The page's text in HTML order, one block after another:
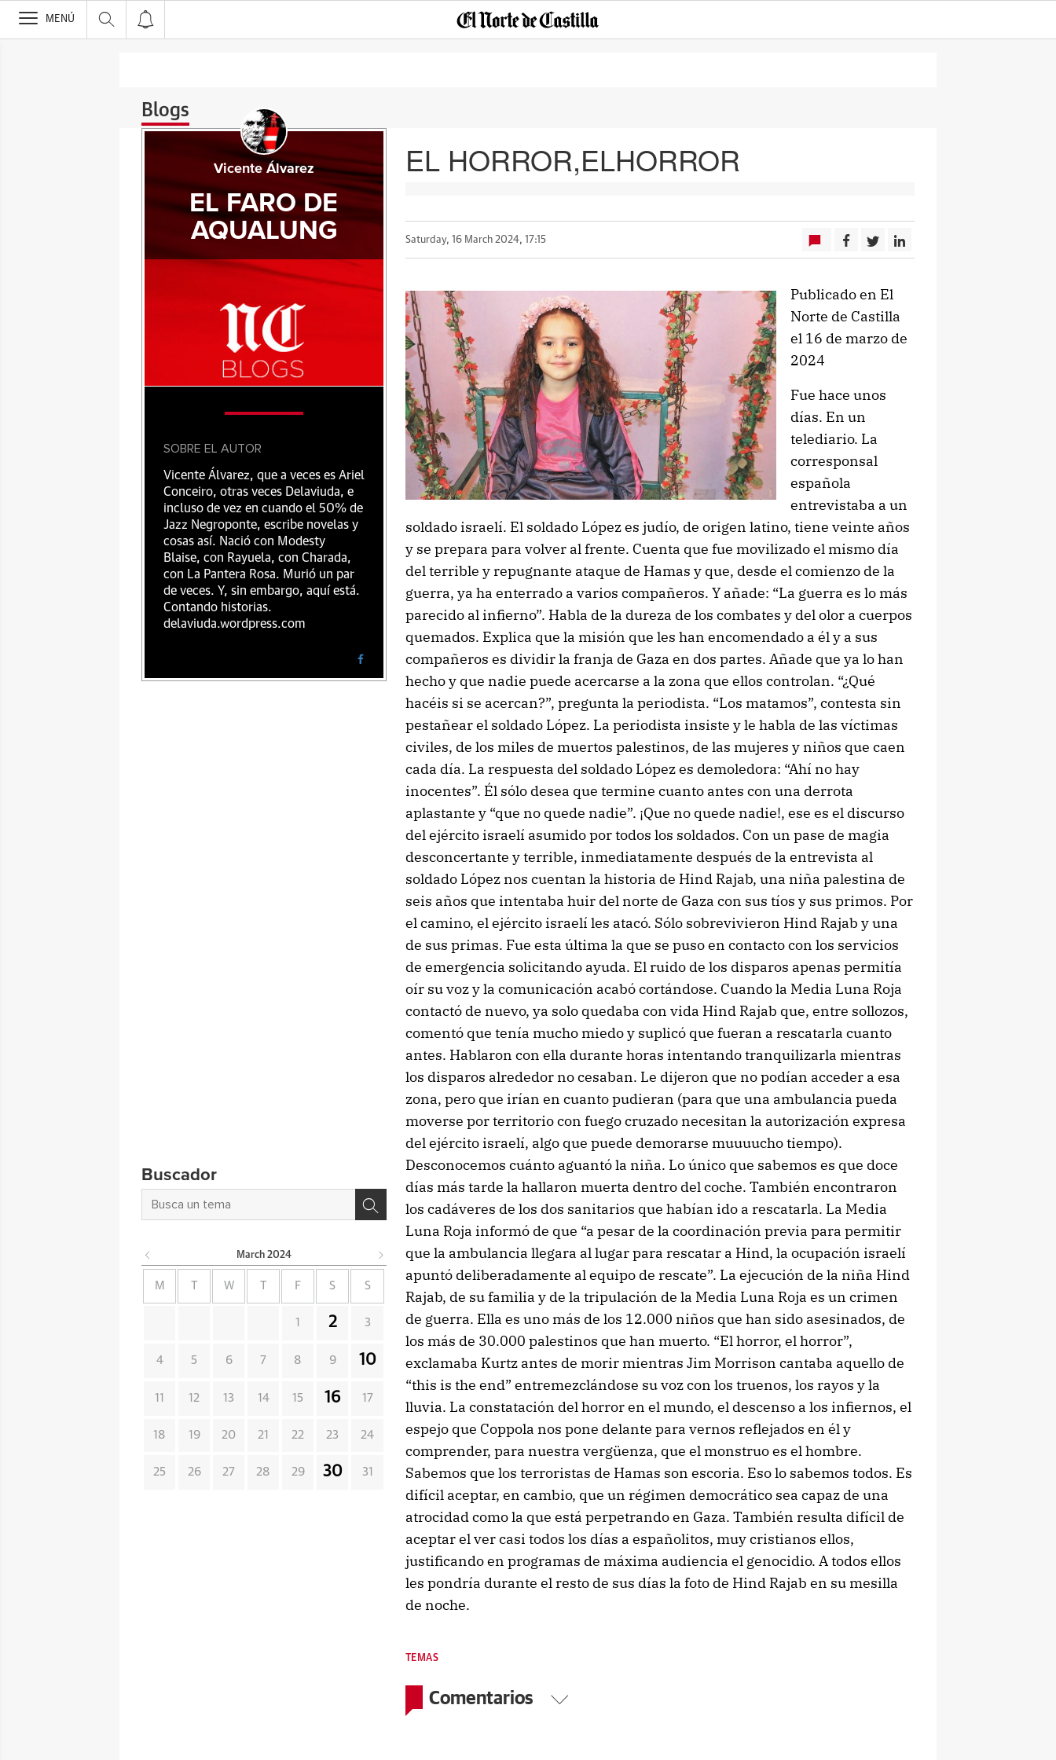
>
MENÚ
Blogs
EL HORROR,ELHORROR
Saturday, 16 March 2024, 17:15
Publicado en El
Norte de Castilla
el 16 de marzo de
2024
Fue hace unos
días. En un
telediario. La
corresponsal
española
entrevistaba a un
soldado israelí. El soldado López es judío, de origen latino, tiene veinte años
y se prepara para volver al frente. Cuenta que fue movilizado el mismo día
del terrible y repugnante ataque de Hamas y que, desde el comienzo de la
guerra, ya ha enterrado a varios compañeros. Y añade: “La guerra es lo más
parecido al infierno”. Habla de la dureza de los combates y del olor a cuerpos
quemados. Explica que la misión que les han encomendado a él y a sus
compañeros es dividir la franja de Gaza en dos partes. Añade que ya lo han
hecho y que nadie puede acercarse a la zona que ellos controlan. “¿Qué
hacéis si se acercan?”, pregunta la periodista. “Los matamos”, contesta sin
pestañear el soldado López. La periodista insiste y le habla de las víctimas
civiles, de los miles de muertos palestinos, de las mujeres y niños que caen
cada día. La respuesta del soldado López es demoledora: “Ahí no hay
inocentes”. Él sólo desea que termine cuanto antes con una derrota
aplastante y “que no quede nadie”. ¡Que no quede nadie!, ese es el discurso
del ejército israelí asumido por todos los soldados. Con un pase de magia
desconcertante y terrible, inmediatamente después de la entrevista al
soldado López nos cuentan la historia de Hind Rajab, una niña palestina de
seis años que intentaba huir del norte de Gaza con sus tíos y sus primos. Por
el camino, el ejército israelí les atacó. Sólo sobrevivieron Hind Rajab y una
de sus primas. Fue esta última la que se puso en contacto con los servicios
de emergencia solicitando ayuda. El ruido de los disparos apenas permitía
oír su voz y la comunicación acabó cortándose. Cuando la Media Luna Roja
contactó de nuevo, ya solo quedaba con vida Hind Rajab que, entre sollozos,
comentó que tenía mucho miedo y suplicó que fueran a rescatarla cuanto
antes. Hablaron con ella durante horas intentando tranquilizarla mientras
los disparos alrededor no cesaban. Le dijeron que no podían acceder a esa
zona, pero que irían en cuanto pudieran (para que una ambulancia pueda
moverse por territorio con fuego cruzado necesitan la autorización expresa
del ejército israelí, algo que puede demorarse muuuucho tiempo).
Desconocemos cuánto aguantó la niña. Lo único que sabemos es que doce
días más tarde la hallaron muerta dentro del coche. También encontraron
los cadáveres de los dos sanitarios que habían ido a rescatarla. La Media
Luna Roja informó de que “a pesar de la coordinación previa para permitir
que la ambulancia llegara al lugar para rescatar a Hind, la ocupación israelí
apuntó deliberadamente al equipo de rescate”. La ejecución de la niña Hind
Rajab, de su familia y de la tripulación de la Media Luna Roja es un crimen
de guerra. Ella es uno más de los 12.000 niños que han sido asesinados, de
los más de 30.000 palestinos que han muerto. “El horror, el horror”,
exclamaba Kurtz antes de morir mientras Jim Morrison cantaba aquello de
“this is the end” entremezclándose su voz con los truenos, los rayos y la
lluvia. La constatación del horror en el mundo, el descenso a los infiernos, el
espejo que Coppola nos pone delante para vernos reflejados en él y
comprender, para nuestra vergüenza, que el monstruo es el hombre.
Sabemos que los terroristas de Hamas son escoria. Eso lo sabemos todos. Es
difícil aceptar, en cambio, que un régimen democrático sea capaz de una
atrocidad como la que está perpetrando en Gaza. También resulta difícil de
aceptar el ver casi todos los días a españolitos, muy cristianos ellos,
justificando en programas de máxima audiencia el genocidio. A todos ellos
les pondría durante el resto de sus días la foto de Hind Rajab en su mesilla
de noche.
TEMAS
Comentarios
Vicente Álvarez
EL FARO DE
AQUALUNG
SOBRE EL AUTOR
Vicente Álvarez, que a veces es Ariel
Conceiro, otras veces Delaviuda, e
incluso de vez en cuando el 50% de
Jazz Negroponte, escribe novelas y
cosas así. Nació con Modesty
Blaise, con Rayuela, con Charada,
con La Pantera Rosa. Murió un par
de veces. Y, sin embargo, aquí está.
Contando historias.
delaviuda.wordpress.com
Buscador
March 2024
M W F S S
1 2 3
4 5 6 7 8 9 10
11 12 13 14 15 16 17
18 19 20 21 22 23 24
25 26 27 28 29 30 31